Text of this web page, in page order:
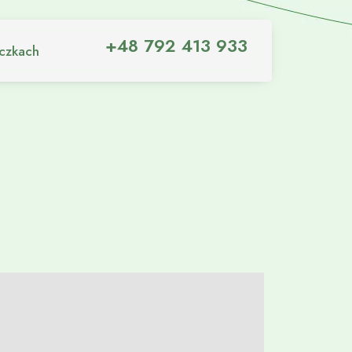
+48 792 413 933